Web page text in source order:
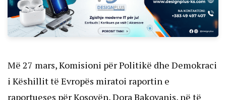
Më 27 mars, Komisioni për Politikë dhe Demokraci
i Këshillit të Evropës miratoi raportin e
raportueses për Kosovën, Dora Bakoyanis, në të